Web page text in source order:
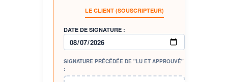
LE CLIENT (SOUSCRIPTEUR)
DATE DE SIGNATURE :
SIGNATURE PRÉCÉDÉE DE "LU ET APPROUVÉ"
: